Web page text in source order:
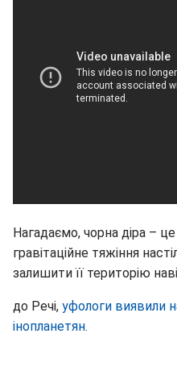
Нагадаємо, чорна діра –
гравітаційне тяжіння
залишити її територію
до Речі, уфологи виявили
інопланетян.